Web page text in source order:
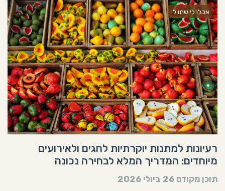
אכלו לי שתו לי
רעיונות למתנות יוקרתיות לחגים ולאירועים
מיוחדים: המדריך המלא לבחירה נכונה
תוכן מקודם 26 ביולי 2026